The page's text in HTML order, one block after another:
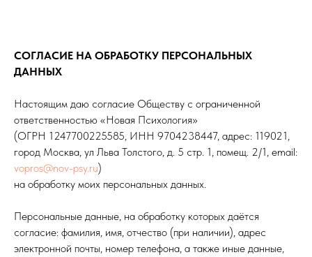
СОГЛАСИЕ НА ОБРАБОТКУ ПЕРСОНАЛЬНЫХ
ДАННЫХ
Настоящим даю согласие Обществу с ограниченной
ответственностью «Новая Психология»
(ОГРН 1247700225585, ИНН 9704238447, адрес: 119021,
город Москва, ул Льва Толстого, д. 5 стр. 1, помещ. 2/1, email:
vopros@nov-psy.ru)
на обработку моих персональных данных.
Персональные данные, на обработку которых даётся
согласие: фамилия, имя, отчество (при наличии), адрес
электронной почты, номер телефона, а также иные данные,